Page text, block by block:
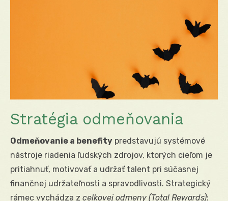
Stratégia odmeňovania
Odmeňovanie a benefity predstavujú systémové
nástroje riadenia ľudských zdrojov, ktorých cieľom je
pritiahnuť, motivovať a udržať talent pri súčasnej
finančnej udržateľnosti a spravodlivosti. Strategický
rámec vychádza z celkovej odmeny (Total Rewards):